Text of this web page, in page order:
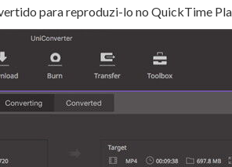
para reproduzi-lo no QuickTime